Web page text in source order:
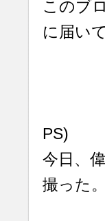
このブ
に届い
PS)
今日、
撮った。